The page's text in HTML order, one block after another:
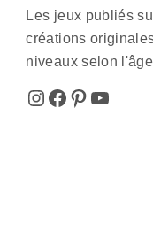
Les jeux publiés
créations
niveaux selon
Instagram
Facebook
Pinterest